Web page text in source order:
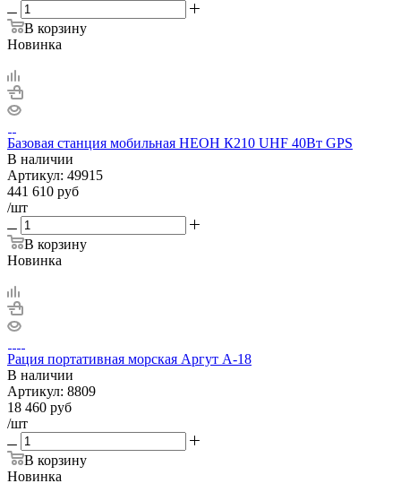
В корзину
Новинка
Базовая станция мобильная НЕОН К210 UHF 40Вт GPS
В наличии
Артикул: 49915
441 610 руб
/шт
В корзину
Новинка
Рация портативная морская Аргут А-18
В наличии
Артикул: 8809
18 460 руб
/шт
В корзину
Новинка